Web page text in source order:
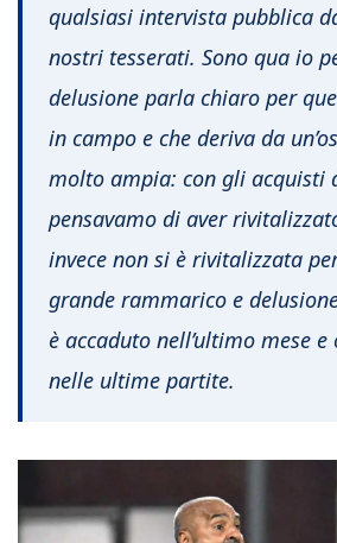
qualsiasi intervista pubblica
nostri tesserati. Sono qua io
delusione parla chiaro per
in campo e che deriva da
molto ampia: con gli acquisti
pensavamo di aver
invece non si è rivitalizzata
grande rammarico e
è accaduto nell’ultimo mese e
nelle ultime partite.